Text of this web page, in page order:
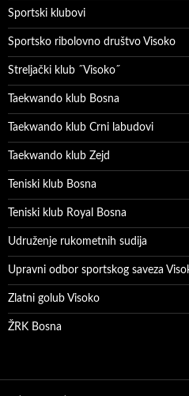
Sportski klubovi
Sportsko ribolovno društvo Visoko
Streljački klub ˝Visoko˝
Taekwando klub Bosna
Taekwando klub Crni labudovi
Taekwando klub Zejd
Teniski klub Bosna
Teniski klub Royal Bosna
Udruženje rukometnih sudija
Upravni odbor sportskog saveza
Zlatni golub Visoko
ŽRK Bosna